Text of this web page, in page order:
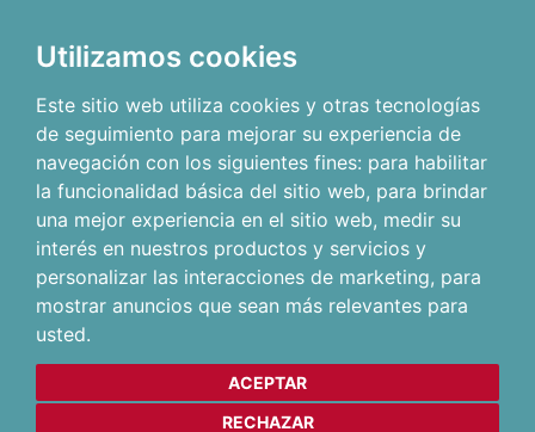
Utilizamos cookies
Este sitio web utiliza cookies y otras tecnologías
de seguimiento para mejorar su experiencia de
navegación con los siguientes fines: para habilitar
la funcionalidad básica del sitio web, para brindar
una mejor experiencia en el sitio web, medir su
interés en nuestros productos y servicios y
personalizar las interacciones de marketing, para
mostrar anuncios que sean más relevantes para
usted.
ACEPTAR
RECHAZAR